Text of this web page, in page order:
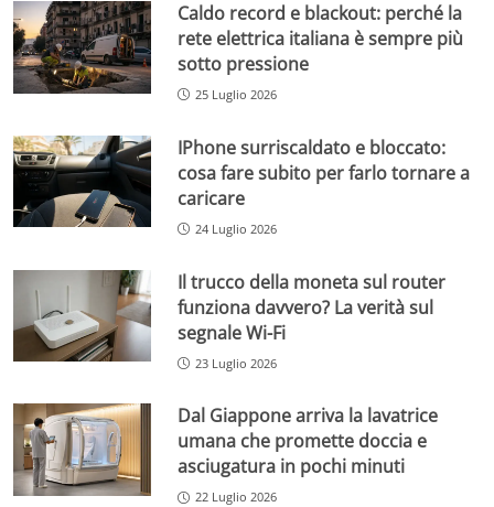
Caldo record e blackout: perché la
rete elettrica italiana è sempre più
sotto pressione
25 Luglio 2026
IPhone surriscaldato e bloccato:
cosa fare subito per farlo tornare a
caricare
24 Luglio 2026
Il trucco della moneta sul router
funziona davvero? La verità sul
segnale Wi-Fi
23 Luglio 2026
Dal Giappone arriva la lavatrice
umana che promette doccia e
asciugatura in pochi minuti
22 Luglio 2026